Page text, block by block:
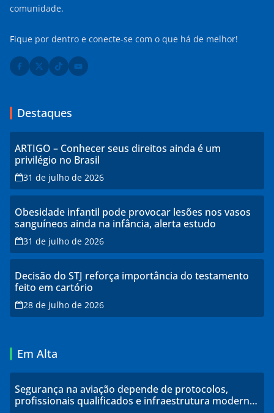
comunidade.
Fique por dentro e conecte-se com o que há de melhor!
Destaques
ARTIGO – Conhecer seus direitos ainda é um
privilégio no Brasil
31 de julho de 2026
Obesidade infantil pode provocar lesões nos vasos
sanguíneos ainda na infância, alerta estudo
31 de julho de 2026
Decisão do STJ reforça importância do testamento
feito em cartório
28 de julho de 2026
Em Alta
Segurança na aviação depende de protocolos,
profissionais qualificados e infraestrutura moderna,